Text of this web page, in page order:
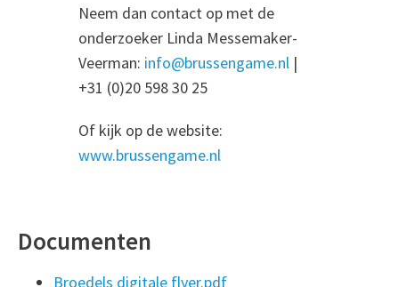
Neem dan contact op met de
onderzoeker Linda Messemaker-
Veerman: info@brussengame.nl |
+31 (0)20 598 30 25
Of kijk op de website:
www.brussengame.nl
Documenten
Broedels digitale flyer.pdf